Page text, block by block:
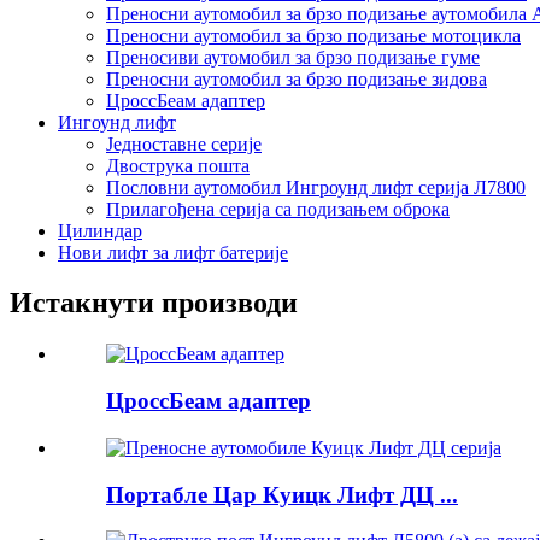
Преносни аутомобил за брзо подизање аутомобила
Преносни аутомобил за брзо подизање мотоцикла
Преносиви аутомобил за брзо подизање гуме
Преносни аутомобил за брзо подизање зидова
ЦроссБеам адаптер
Ингоунд лифт
Једноставне серије
Двострука пошта
Пословни аутомобил Ингроунд лифт серија Л7800
Прилагођена серија са подизањем оброка
Цилиндар
Нови лифт за лифт батерије
Истакнути производи
ЦроссБеам адаптер
Портабле Цар Куицк Лифт ДЦ ...